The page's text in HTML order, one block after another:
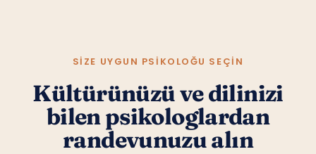
SIZE UYGUN PSIKOLOĞU SEÇIN
Kültürünüzü ve dilinizi
bilen psikologlardan
randevunuzu alın